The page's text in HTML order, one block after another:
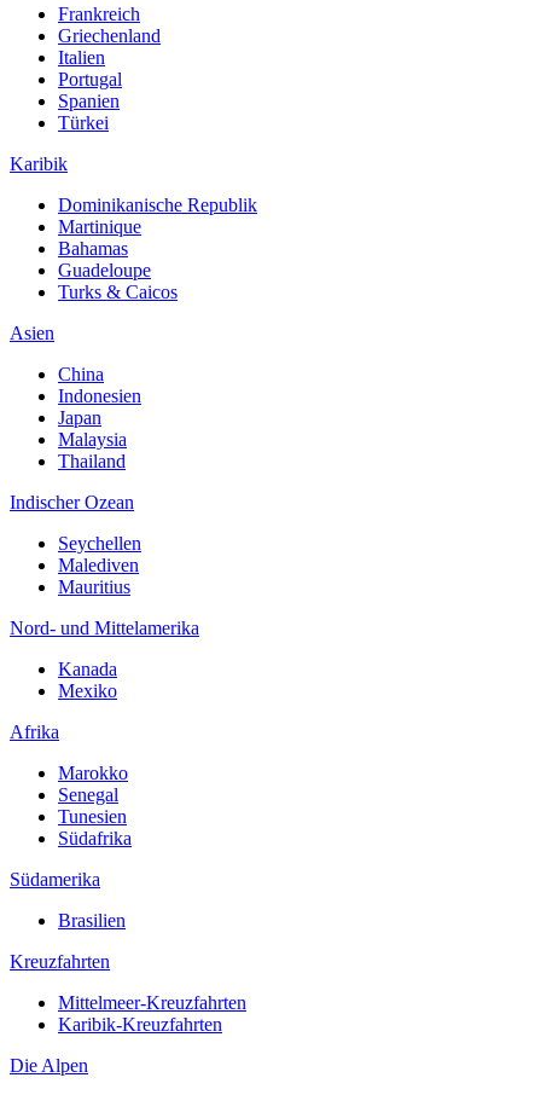
Frankreich
Griechenland
Italien
Portugal
Spanien
Türkei
Karibik
Dominikanische Republik
Martinique
Bahamas
Guadeloupe
Turks & Caicos
Asien
China
Indonesien
Japan
Malaysia
Thailand
Indischer Ozean
Seychellen
Malediven
Mauritius
Nord- und Mittelamerika
Kanada
Mexiko
Afrika
Marokko
Senegal
Tunesien
Südafrika
Südamerika
Brasilien
Kreuzfahrten
Mittelmeer-Kreuzfahrten
Karibik-Kreuzfahrten
Die Alpen